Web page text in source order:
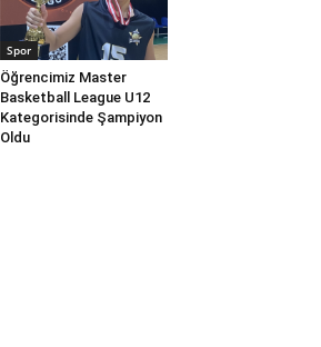
Spor
Öğrencimiz Master
Basketball League U12
Kategorisinde Şampiyon
Oldu